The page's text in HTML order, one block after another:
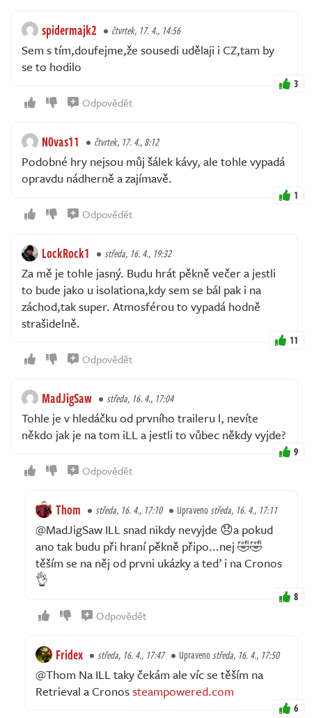
spidermajk2 čtvrtek, 17. 4., 14:56
Sem s tím,doufejme,že sousedi udělaji i CZ,tam by
se to hodilo
3
Odpovědět
N0vas11 čtvrtek, 17. 4., 8:12
Podobné hry nejsou můj šálek kávy, ale tohle vypadá
opravdu nádherně a zajímavě.
1
Odpovědět
LockRock1 středa, 16. 4., 19:32
Za mě je tohle jasný. Budu hrát pěkně večer a jestli
to bude jako u isolationa,kdy sem se bál pak i na
záchod,tak super. Atmosférou to vypadá hodně
strašidelně.
11
Odpovědět
MadJigSaw středa, 16. 4., 17:04
Tohle je v hledáčku od prvního traileru l, nevíte
někdo jak je na tom iLL a jestli to vůbec někdy vyjde?
9
Odpovědět
Thom středa, 16. 4., 17:10 Upravenostředa, 16. 4., 17:11
@MadJigSaw ILL snad nikdy nevyjde 😞a pokud
ano tak budu při hraní pěkně připo...nej 🤣🤣
těším se na něj od prvni ukázky a teď i na Cronos
👌
8
Odpovědět
Fridex středa, 16. 4., 17:47 Upravenostředa, 16. 4., 17:50
@Thom Na ILL taky čekám ale víc se těším na
Retrieval a Cronossteampowered.com
6